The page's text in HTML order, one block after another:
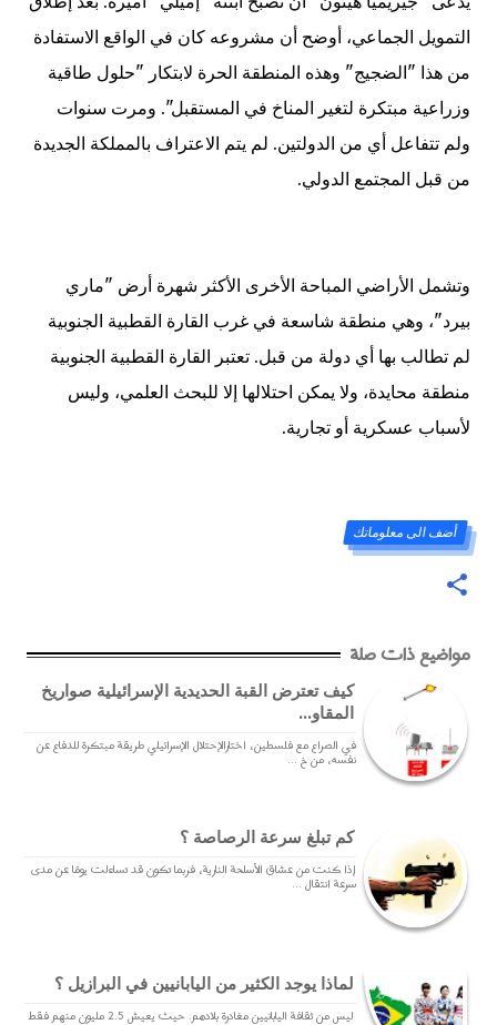
التمويل الجماعي، أوضح أن مشروعه كان في الواقع الاستفادة
من هذا "الضجيج" وهذه المنطقة الحرة لابتكار "حلول طاقية
وزراعية مبتكرة لتغير المناخ في المستقبل". ومرت سنوات
ولم تتفاعل أي من الدولتين. لم يتم الاعتراف بالمملكة الجديدة
من قبل المجتمع الدولي.
وتشمل الأراضي المباحة الأخرى الأكثر شهرة أرض "ماري
بيرد"، وهي منطقة شاسعة في غرب القارة القطبية الجنوبية
لم تطالب بها أي دولة من قبل. تعتبر القارة القطبية الجنوبية
منطقة محايدة، ولا يمكن احتلالها إلا للبحث العلمي، وليس
لأسباب عسكرية أو تجارية.
أضف الى معلوماتك
مواضيع ذات صلة
كيف تعترض القبة الحديدية الإسرائيلية صواريخ
المقاو...
في الصراع مع فلسطين، اختارالإحتلال الإسرائيلي طريقة مبتكرة للدفاع عن
نفسه، من خ ...
كم تبلغ سرعة الرصاصة ؟
إذا كنت من عشاق الأسلحة النارية، فربما تكون قد تساءلت يومًا عن مدى
سرعة انتقال ...
لماذا يوجد الكثير من اليابانيين في البرازيل ؟
ليس من ثقافة اليابانيين مغادرة بلادهم. حيث يعيش 2.5 مليون منهم فقط